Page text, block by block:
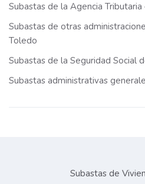
Subastas de la Agencia
Subastas de otras
Toledo
Subastas de la Seguridad Social
Subastas administrativas
Subastas de